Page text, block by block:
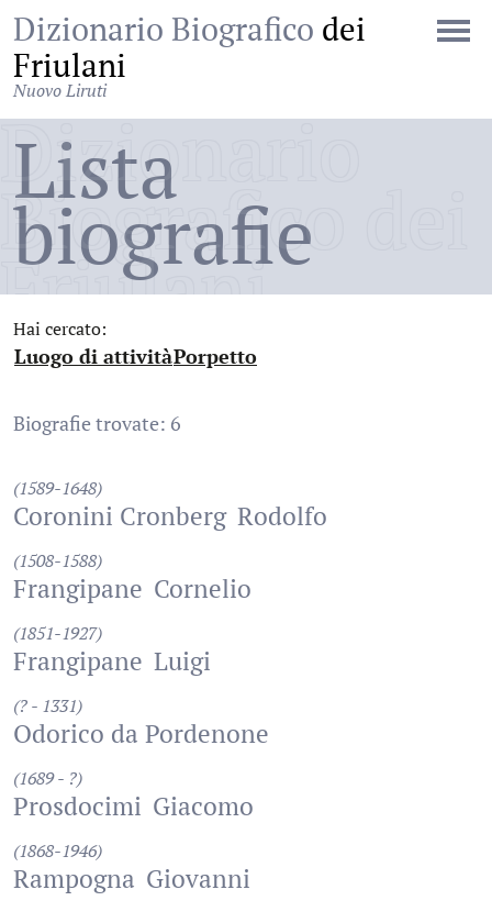
Dizionario Biografico dei
Friulani
Nuovo Liruti
Dizionario
Biografico dei
Friulani
Lista
biografie
Hai cercato:
Luogo di attività
:Porpetto
Biografie trovate: 6
(1589-1648)
Coronini Cronberg Rodolfo
(1508-1588)
Frangipane Cornelio
(1851-1927)
Frangipane Luigi
(? - 1331)
Odorico da Pordenone
(1689 - ?)
Prosdocimi Giacomo
(1868-1946)
Rampogna Giovanni